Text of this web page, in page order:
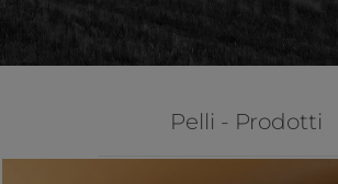
Pelli - Prodotti